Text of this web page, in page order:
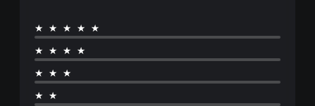
★★★★★
★★★★
★★★
★★